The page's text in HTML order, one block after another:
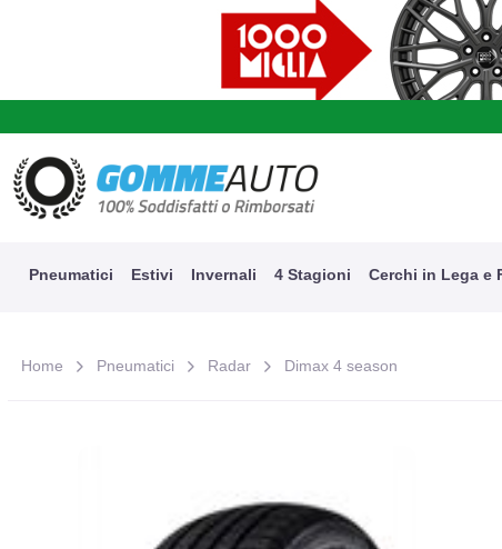
Pneumatici Estivi Invernali 4 Stagioni Cerchi in Lega e
Home Pneumatici Radar Dimax 4 season